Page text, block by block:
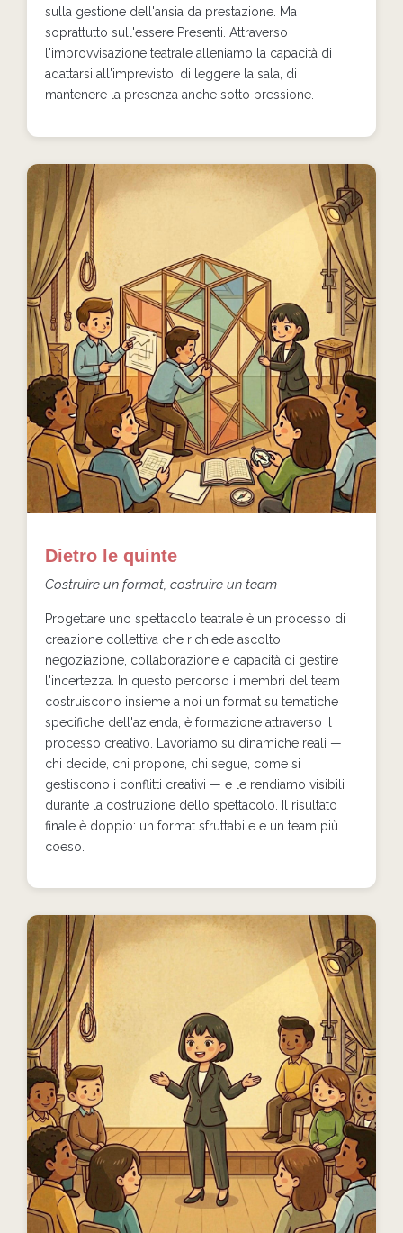
sulla gestione dell'ansia da prestazione. Ma
soprattutto sull'essere Presenti. Attraverso
l'improvvisazione teatrale alleniamo la capacità di
adattarsi all'imprevisto, di leggere la sala, di
mantenere la presenza anche sotto pressione.
Dietro le quinte
Costruire un format, costruire un team
Progettare uno spettacolo teatrale è un processo di
creazione collettiva che richiede ascolto,
negoziazione, collaborazione e capacità di gestire
l'incertezza. In questo percorso i membri del team
costruiscono insieme a noi un format su tematiche
specifiche dell'azienda, è formazione attraverso il
processo creativo. Lavoriamo su dinamiche reali —
chi decide, chi propone, chi segue, come si
gestiscono i conflitti creativi — e le rendiamo visibili
durante la costruzione dello spettacolo. Il risultato
finale è doppio: un format sfruttabile e un team più
coeso.